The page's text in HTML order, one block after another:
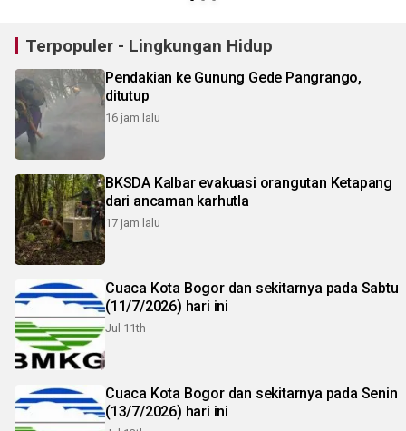
Terpopuler - Lingkungan Hidup
Pendakian ke Gunung Gede Pangrango,
ditutup
16 jam lalu
BKSDA Kalbar evakuasi orangutan Ketapang
dari ancaman karhutla
17 jam lalu
Cuaca Kota Bogor dan sekitarnya pada Sabtu
(11/7/2026) hari ini
Jul 11th
Cuaca Kota Bogor dan sekitarnya pada Senin
(13/7/2026) hari ini